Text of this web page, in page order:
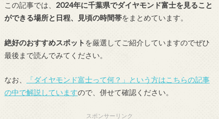
この記事では、 2024年に千葉県でダイヤモンド富士を見ること
ができる場所と日程、見頃の時間帯をまとめています。
絶好のおすすめスポット を厳選してご紹介していますのでぜひ
最後まで読んでみてください。
なお、
「ダイヤモンド富士って何？」という方はこちらの記事
の中で解説していますので、併せて確認ください。
スポンサーリンク